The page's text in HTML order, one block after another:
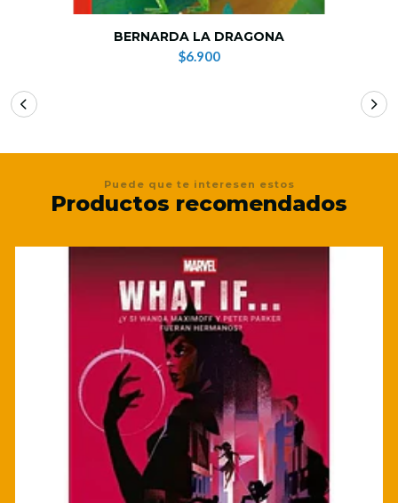
BERNARDA LA DRAGONA
$6.900
Puede que te interesen estos
Productos recomendados